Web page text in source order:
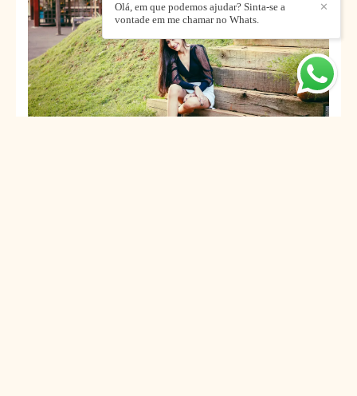
✕
Olá, em que podemos ajudar? Sinta-se a
vontade em me chamar no Whats.